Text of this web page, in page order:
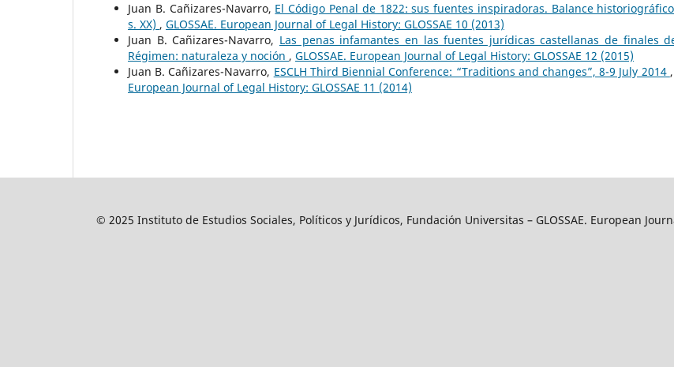
Juan B. Cañizares-Navarro, El Código Penal de 1822: sus fuentes inspiradoras. Balance
s. XX) , GLOSSAE. European Journal of Legal History: GLOSSAE 10 (2013)
Juan B. Cañizares-Navarro, Las penas infamantes en las fuentes jurídicas castellanas de finales
Régimen: naturaleza y noción , GLOSSAE. European Journal of Legal History: GLOSSAE 12 (2015)
Juan B. Cañizares-Navarro, ESCLH Third Biennial Conference: “Traditions and changes”, 8-9 July 2014
European Journal of Legal History: GLOSSAE 11 (2014)
© 2025 Instituto de Estudios Sociales, Políticos y Jurídicos, Fundación Universitas – GLOSSAE. European